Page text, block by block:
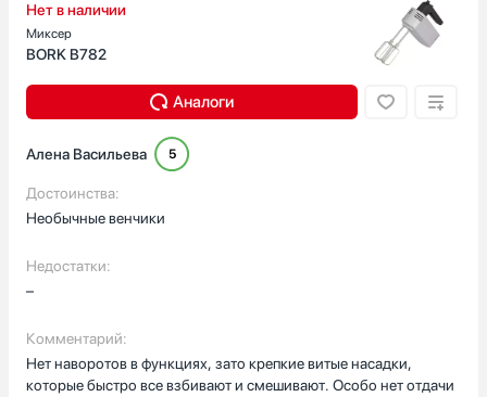
Нет в наличии
Миксер
BORK B782
Аналоги
Алена Васильева 5
Достоинства:
Необычные венчики
Недостатки:
–
Комментарий:
Нет наворотов в функциях, зато крепкие витые насадки,
которые быстро все взбивают и смешивают. Особо нет отдачи